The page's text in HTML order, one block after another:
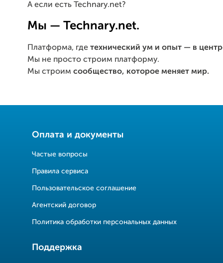
А если есть Technary.net?
Мы — Technary.net.
Платформа, где технический ум и опыт — в
Мы не просто строим платформу.
Мы строим сообщество, которое меняет мир.
Оплата и документы
Частые вопросы
Правила сервиса
Пользовательское соглашение
Агентский договор
Политика обработки персональных данных
Поддержка